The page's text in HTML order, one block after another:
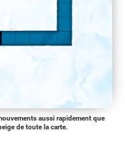
aussi rapidement que
de toute la carte.